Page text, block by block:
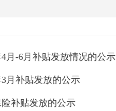
月-6月补贴发放情况的公示
月补贴发放的公示
补贴发放的公示